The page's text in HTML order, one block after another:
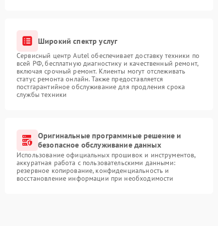
Широкий спектр услуг
Сервисный центр Autel обеспечивает доставку техники по
всей РФ, бесплатную диагностику и качественный ремонт,
включая срочный ремонт. Клиенты могут отслеживать
статус ремонта онлайн. Также предоставляется
постгарантийное обслуживание для продления срока
службы техники
Оригинальные программные решение и
безопасное обслуживание данных
Использование официальных прошивок и инструментов,
аккуратная работа с пользовательскими данными:
резервное копирование, конфиденциальность и
восстановление информации при необходимости